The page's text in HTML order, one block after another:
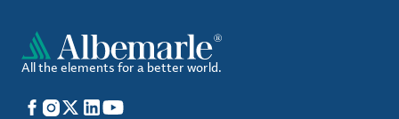
All the elements for a better world.
Facebook
Instagram
X LinkedIn
YouTube